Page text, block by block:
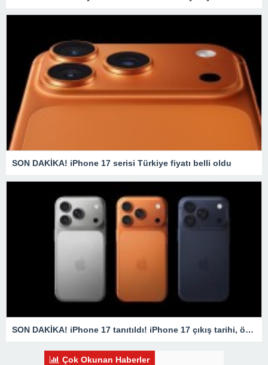
SON DAKİKA! iPhone 17 serisi Türkiye fiyatı belli oldu
SON DAKİKA! iPhone 17 tanıtıldı! iPhone 17 çıkış tarihi, özellikleri ve fiyatı belli oldu
Çok Okunan Haberler